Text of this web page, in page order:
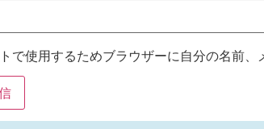
で使用するためブラウザーに自分の名前、